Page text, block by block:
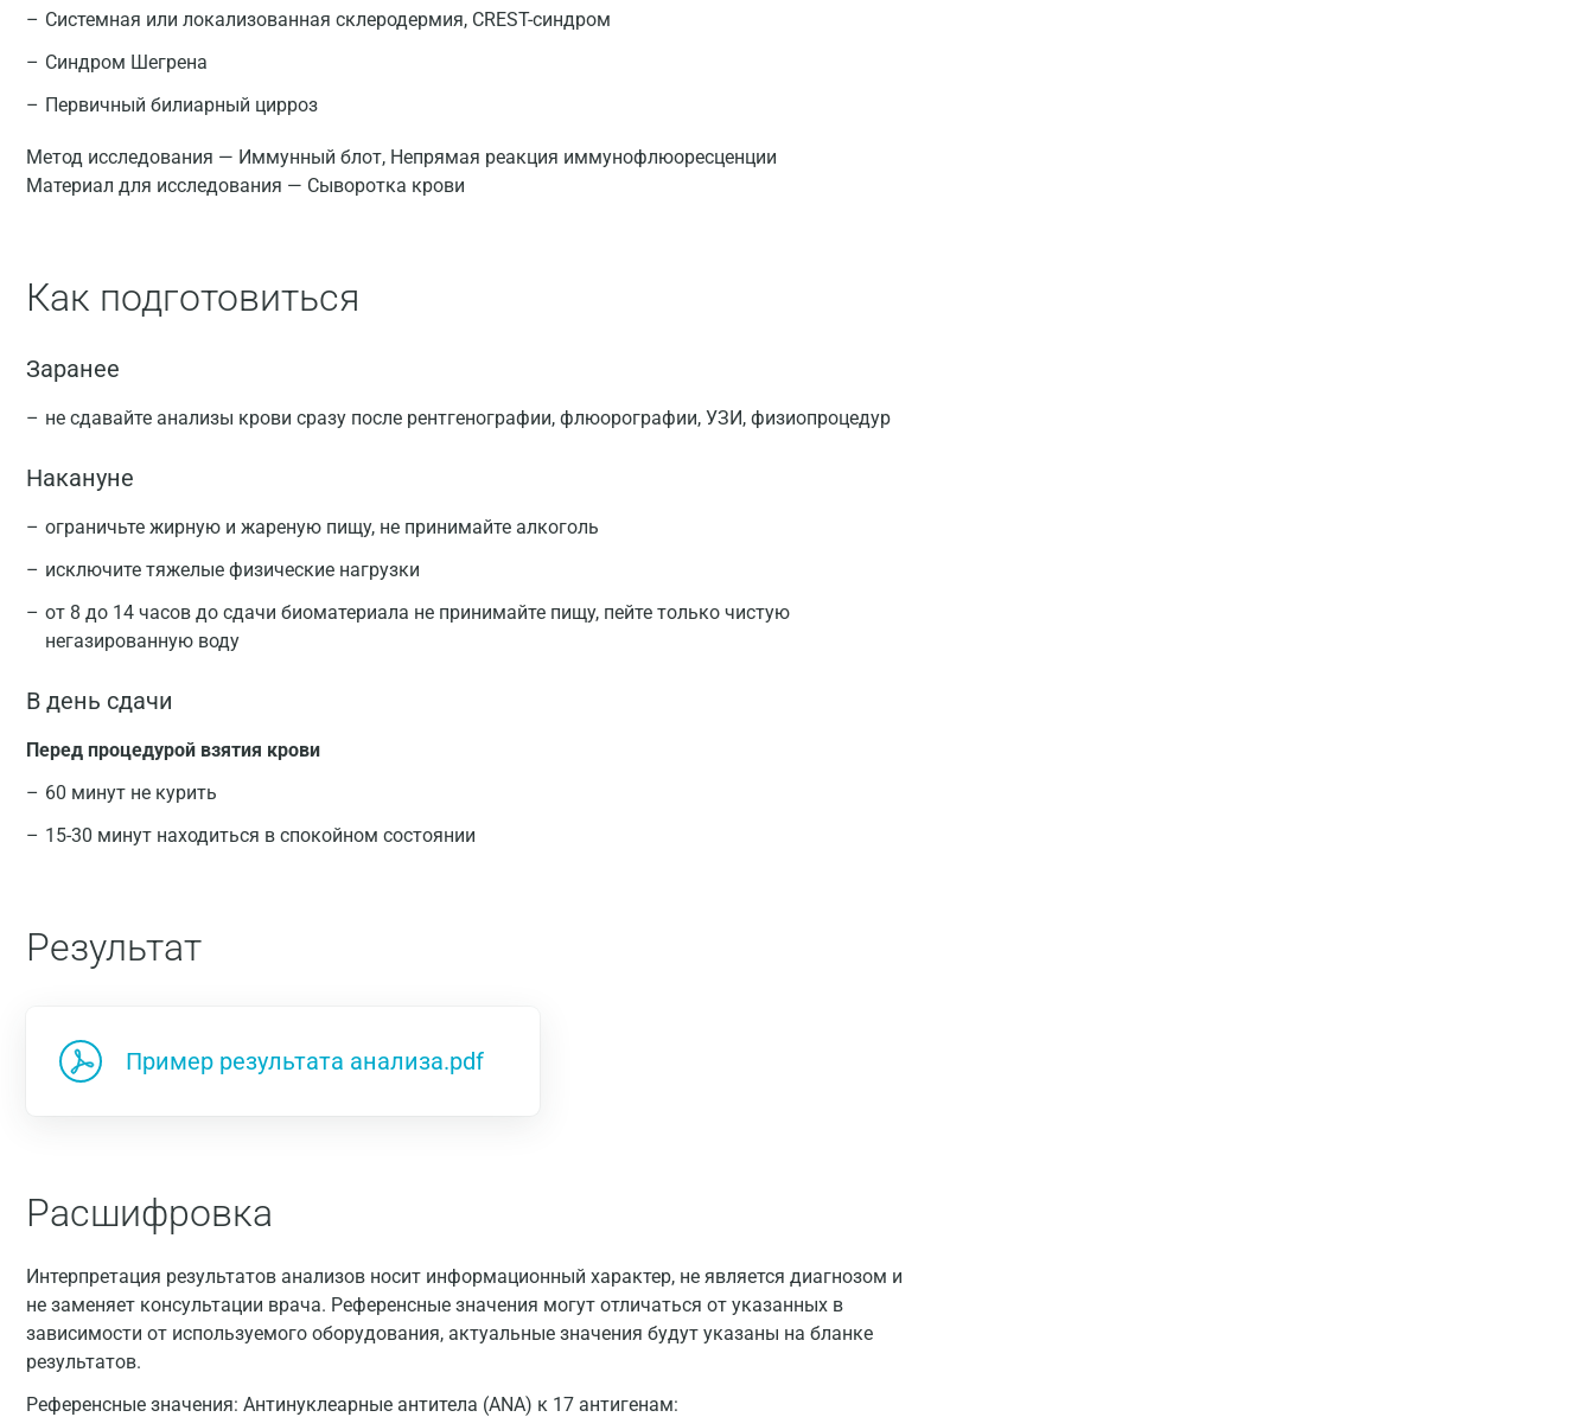
Системная или локализованная склеродермия, CREST-синдром
Синдром Шегрена
Первичный билиарный цирроз
Метод исследования — Иммунный блот, Непрямая реакция иммунофлюоресценции
Материал для исследования — Сыворотка крови
Как подготовиться
Заранее
не сдавайте анализы крови сразу после рентгенографии, флюорографии, УЗИ, физиопроцедур
Накануне
ограничьте жирную и жареную пищу, не принимайте алкоголь
исключите тяжелые физические нагрузки
от 8 до 14 часов до сдачи биоматериала не принимайте пищу, пейте только чистую
негазированную воду
В день сдачи
Перед процедурой взятия крови
60 минут не курить
15-30 минут находиться в спокойном состоянии
Результат
Пример результата анализа.pdf
Расшифровка
Интерпретация результатов анализов носит информационный характер, не является диагнозом и
не заменяет консультации врача. Референсные значения могут отличаться от указанных в
зависимости от используемого оборудования, актуальные значения будут указаны на бланке
результатов.
Референсные значения: Антинуклеарные антитела (ANA) к 17 антигенам:
Санкт-Петербург
Нижний Новгород